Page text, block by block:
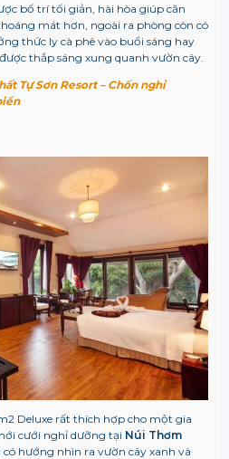
bố trí tối giản, hài hòa giúp căn
mát hơn, ngoài ra phòng còn có
thức ly cà phê vào buổi sáng hay
thắp sáng xung quanh vườn cây.
Tự Sơn Resort – Chốn nghỉ
Deluxe rất thích hợp cho một gia
cưới nghỉ dưỡng tại Núi Thơm
hướng nhìn ra vườn cây xanh và